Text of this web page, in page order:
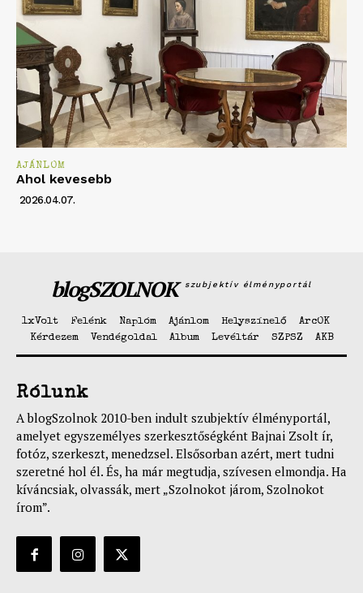
AJÁNLOM
Ahol kevesebb
2026.04.07.
blogSZOLNOK szubjektív élményportál
1xVolt Felénk Naplóm Ajánlom Helyszínelő
ArcOK
Kérdezem
Vendégoldal Album Levéltár SZPSZ AKB
Rólunk
A blogSzolnok 2010-ben indult szubjektív élményportál,
amelyet egyszemélyes szerkesztőségként Bajnai Zsolt ír,
fotóz, szerkeszt, menedzsel. Elsősorban azért, mert tudni
szeretné hol él. És, ha már megtudja, szívesen elmondja. Ha
kíváncsiak, olvassák, mert „Szolnokot járom, Szolnokot
írom”.